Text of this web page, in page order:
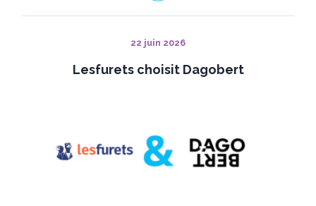
22 juin 2026
Lesfurets choisit Dagobert